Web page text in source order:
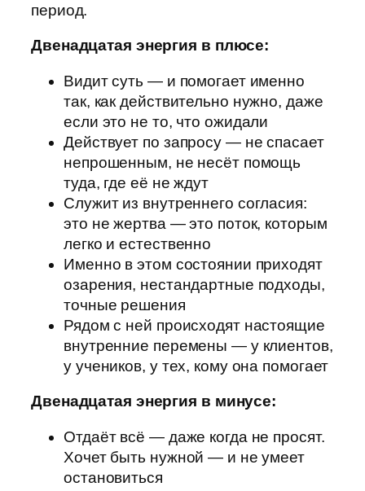
период.
Двенадцатая энергия в плюсе:
Видит суть — и помогает именно
так, как действительно нужно, даже
если это не то, что ожидали
Действует по запросу — не спасает
непрошенным, не несёт помощь
туда, где её не ждут
Служит из внутреннего согласия:
это не жертва — это поток, которым
легко и естественно
Именно в этом состоянии приходят
озарения, нестандартные подходы,
точные решения
Рядом с ней происходят настоящие
внутренние перемены — у клиентов,
у учеников, у тех, кому она помогает
Двенадцатая энергия в минусе:
Отдаёт всё — даже когда не просят.
Хочет быть нужной — и не умеет
остановиться